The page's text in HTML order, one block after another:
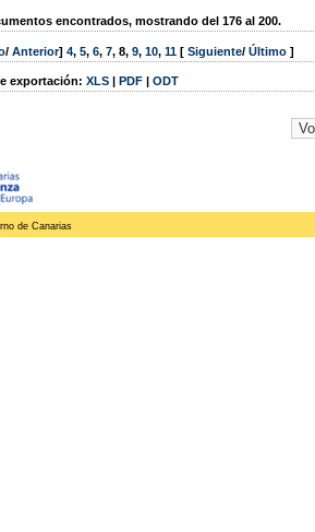
encontrados, mostrando del 176 al 200.
/ Anterior] 4, 5, 6, 7, 8, 9, 10, 11 [ Siguiente/ Último ]
exportación: XLS | PDF | ODT
de Canarias